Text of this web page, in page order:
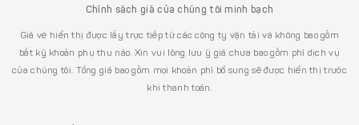
Chính sách giá của chúng tôi minh bạch
Giá vé hiển thị được lấy trực tiếp từ các công ty vận tải và không bao gồm
bất kỳ khoản phụ thu nào. Xin vui lòng lưu ý giá chưa bao gồm phí dịch vụ
của chúng tôi. Tổng giá bao gồm mọi khoản phí bổ sung sẽ được hiển thị trước
khi thanh toán.